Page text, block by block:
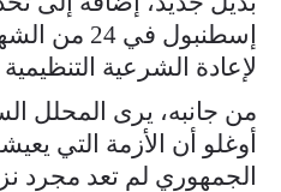
إسطنبول
لإعادة الشرعية
من جانبه، يرى المحلل
أوغلو أن الأزمة التي
الجمهوري لم تعد مجرد